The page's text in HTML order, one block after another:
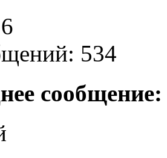
534
сообщение: